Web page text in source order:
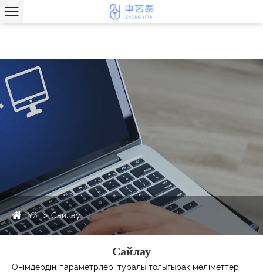
Үй Сайлау
Сайлау
Өнімдердің параметрлері туралы толығырақ мәліметтер